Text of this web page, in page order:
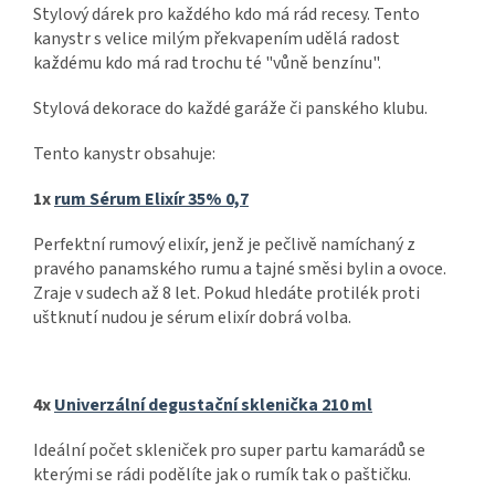
Stylový dárek pro každého kdo má rád recesy. Tento
kanystr s velice milým překvapením udělá radost
každému kdo má rad trochu té "vůně benzínu".
Stylová dekorace do každé garáže či panského klubu.
Tento kanystr obsahuje:
1xrum Sérum Elixír 35% 0,7
Perfektní rumový elixír, jenž je pečlivě namíchaný z
pravého panamského rumu a tajné směsi bylin a ovoce.
Zraje v sudech až 8 let. Pokud hledáte protilék proti
uštknutí nudou je sérum elixír dobrá volba.
4xUniverzální degustační sklenička 210 ml
Ideální počet skleniček pro super partu kamarádů se
kterými se rádi podělíte jak o rumík tak o paštičku.